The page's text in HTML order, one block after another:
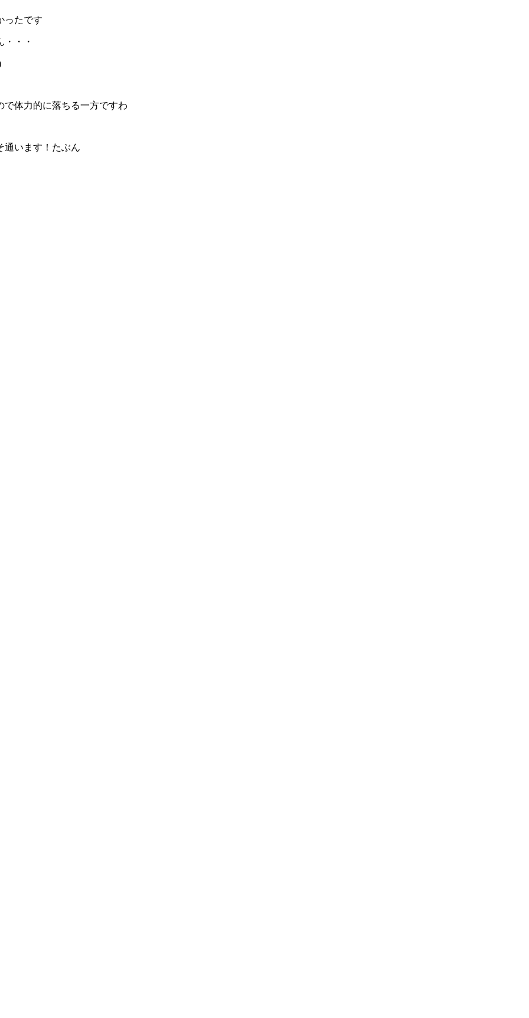
ったです
・・
体力的に落ちる一方ですわ
通います！たぶん